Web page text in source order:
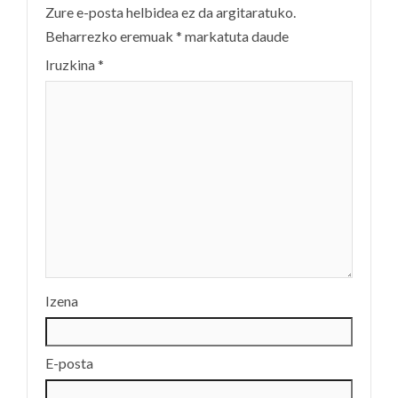
Zure e-posta helbidea ez da argitaratuko.
Beharrezko eremuak * markatuta daude
Iruzkina*
Izena
E-posta